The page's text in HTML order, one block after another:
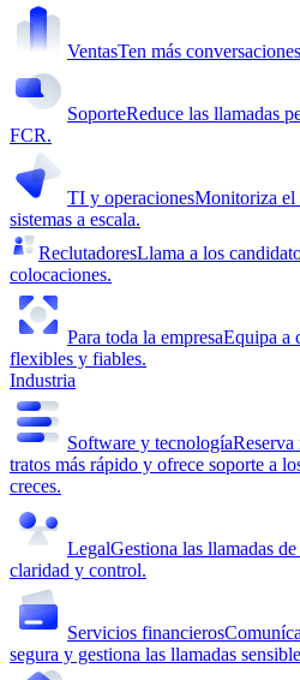
VentasTen más
SoporteReduce las llamadas
FCR.
TI y operacionesMonitoriza el
sistemas a escala.
ReclutadoresLlama a los
colocaciones.
Para toda la empresaEquipa a
flexibles y fiables.
Industria
Software y tecnologíaReserva
tratos más rápido y ofrece soporte a
creces.
LegalGestiona las llamadas
claridad y control.
Servicios financieros
segura y gestiona las llamadas